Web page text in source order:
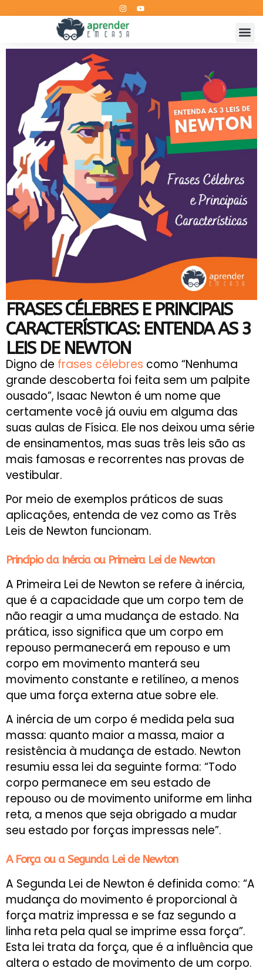
FRASES CÉLEBRES E PRINCIPAIS
CARACTERÍSTICAS: ENTENDA AS 3
LEIS DE NEWTON
Digno de frases célebres como “Nenhuma
grande descoberta foi feita sem um palpite
ousado”, Isaac Newton é um nome que
certamente você já ouviu em alguma das
suas aulas de Física. Ele nos deixou uma série
de ensinamentos, mas suas três leis são as
mais famosas e recorrentes nas provas de
vestibular.
Por meio de exemplos práticos de suas
aplicações, entenda de vez como as Três
Leis de Newton funcionam.
Princípio da Inércia ou Primeira Lei de Newton
A Primeira Lei de Newton se refere à inércia,
que é a capacidade que um corpo tem de
não reagir a uma mudança de estado. Na
prática, isso significa que um corpo em
repouso permanecerá em repouso e um
corpo em movimento manterá seu
movimento constante e retilíneo, a menos
que uma força externa atue sobre ele.
A inércia de um corpo é medida pela sua
massa: quanto maior a massa, maior a
resistência à mudança de estado. Newton
resumiu essa lei da seguinte forma: “Todo
corpo permanece em seu estado de
repouso ou de movimento uniforme em linha
reta, a menos que seja obrigado a mudar
seu estado por forças impressas nele”.
A Força ou a Segunda Lei de Newton
A Segunda Lei de Newton é definida como: “A
mudança do movimento é proporcional à
força matriz impressa e se faz segundo a
linha reta pela qual se imprime essa força”.
Esta lei trata da força, que é a influência que
altera o estado de movimento de um corpo.